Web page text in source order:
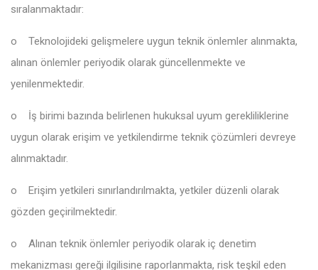
sıralanmaktadır:
o
Teknolojideki gelişmelere uygun teknik önlemler alınmakta,
alınan önlemler periyodik olarak güncellenmekte ve
yenilenmektedir.
o
İş birimi bazında belirlenen hukuksal uyum gerekliliklerine
uygun olarak erişim ve yetkilendirme teknik çözümleri devreye
alınmaktadır.
o
Erişim yetkileri sınırlandırılmakta, yetkiler düzenli olarak
gözden geçirilmektedir.
o
Alınan teknik önlemler periyodik olarak iç denetim
mekanizması gereği ilgilisine raporlanmakta, risk teşkil eden